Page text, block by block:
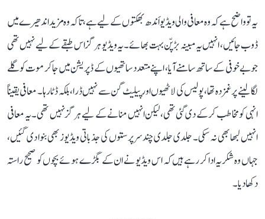
یہ تو واضح ہے کہ وہ معافی والی ویڈیو اَندھ بھکتوں کے لیے ہے، تاکہ وہ مزید اندھیرے میں
ڈوب جائیں، انہیں یہ مبینہ بڑپّن بہت بھائے۔ یہ ویڈیو ہرگز اس طبقے کے لیے نہیں تھی
جو بے خوفی کے ساتھ سامنے آیا، اپنے متعدد ساتھیوں کے ڈپریشن میں جا کر موت کو گلے
لگا لینے پر غمزدہ تھا، پولیس کی لاٹھیوں اور پیلیٹ گن سے نہیں ڈرا، بلکہ ڈٹا رہا۔ معافی یقیناً
انہی کو مخاطب کر کے دی گئی تھی، لیکن انہیں منانے کے لیے ہرگز نہیں تھی۔ یہ معافی
انہیں لبھا بھی نہ سکی۔ جلدی جلدی چند سرپرستوں کی جذباتی ویڈیوز بھی بنوا دی گئیں،
جہاں وہ شکریہ ادا کر رہے ہیں کہ اس ویڈیو نے ان کے بگڑے ہوئے بچوں کو صحیح راستہ
دکھا دیا۔